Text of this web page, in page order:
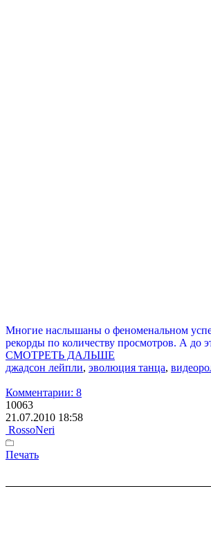
Многие наслышаны о феноменальном
рекорды по количеству просмотров. А до
СМОТРЕТЬ ДАЛЬШЕ
джадсон лейпли, эволюция танца,
Комментарии: 8
10063
21.07.2010 18:58
RossoNeri
Печать